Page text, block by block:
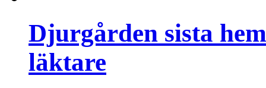
Djurgården sista
läktare